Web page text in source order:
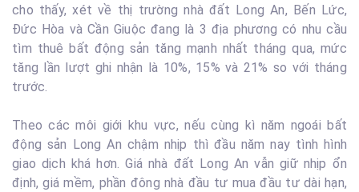
cho thấy, xét về thị trường nhà đất Long An, Bến Lức,
Đức Hòa và Cần Giuộc đang là 3 địa phương có nhu cầu
tìm thuê bất động sản tăng mạnh nhất tháng qua, mức
tăng lần lượt ghi nhận là 10%, 15% và 21% so với tháng
trước.
Theo các môi giới khu vực, nếu cùng kì năm ngoái bất
động sản Long An chậm nhịp thì đầu năm nay tình hình
giao dịch khá hơn. Giá nhà đất Long An vẫn giữ nhịp ổn
định, giá mềm, phần đông nhà đầu tư mua đầu tư dài hạn,